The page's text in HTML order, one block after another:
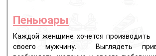
Пеньюары
Каждой женщине хочется производить
своего мужчину. Выглядеть